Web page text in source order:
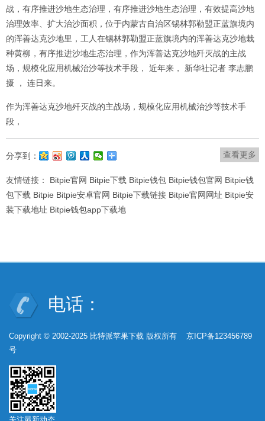
战，有序推进沙地生态治理，有序推进沙地生态治理，有效提高沙地
治理效率、扩大治沙面积，位于内蒙古自治区锡林郭勒盟正蓝旗境内
的浑善达克沙地里，工人在锡林郭勒盟正蓝旗境内的浑善达克沙地栽
种黄柳，有序推进沙地生态治理，作为浑善达克沙地歼灭战的主战
场，规模化应用机械治沙等技术手段， 近年来， 新华社记者 李志鹏
摄 ， 连日来。
作为浑善达克沙地歼灭战的主战场，规模化应用机械治沙等技术手
段，
查看更多
分享到：
友情链接： Bitpie官网 Bitpie下载 Bitpie钱包 Bitpie钱包官网 Bitpie钱
包下载 Bitpie Bitpie安卓官网 Bitpie下载链接 Bitpie官网网址 Bitpie安
装下载地址 Bitpie钱包app下载地
电话：
Copyright © 2002-2025 比特派苹果下载 版权所有 京ICP备123456789
号